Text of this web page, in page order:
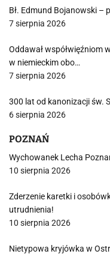
Bł. Edmund Bojanowski –
7 sierpnia 2026
Oddawał współwięźniom
w niemieckim obo…
7 sierpnia 2026
300 lat od kanonizacji św.
6 sierpnia 2026
POZNAŃ
Wychowanek Lecha
10 sierpnia 2026
Zderzenie karetki i
utrudnienia!
10 sierpnia 2026
Nietypowa kryjówka w